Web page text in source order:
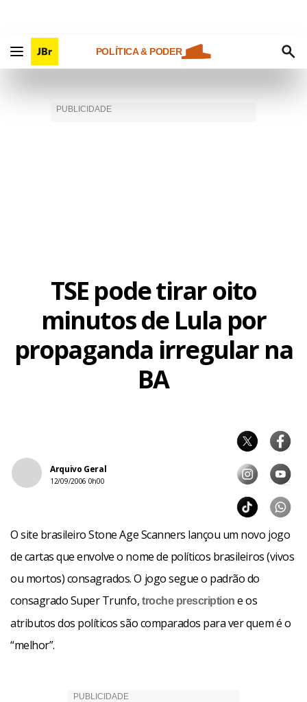
POLÍTICA & PODER
TSE pode tirar oito
minutos de Lula por
propaganda irregular na
BA
Arquivo Geral
12/09/2006 0h00
O site brasileiro Stone Age Scanners lançou um novo jogo
de cartas que envolve o nome de políticos brasileiros (vivos
ou mortos) consagrados. O jogo segue o padrão do
consagrado Super Trunfo,troche prescription e os
atributos dos políticos são comparados para ver quem é o
“melhor”.